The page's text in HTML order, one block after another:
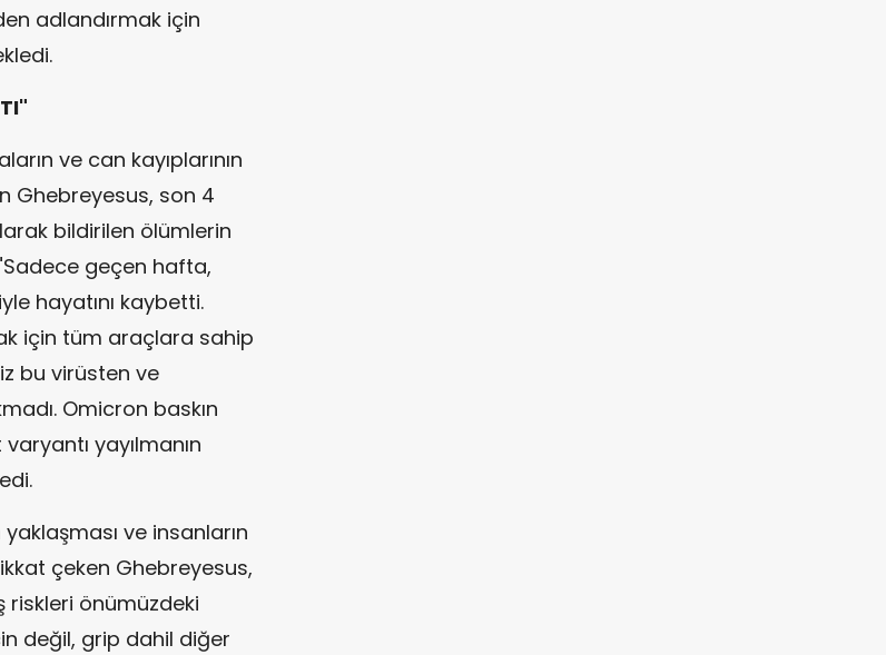
adlandırmak için
ve can kayıplarının
Ghebreyesus, son 4
bildirilen ölümlerin
"Sadece geçen hafta,
hayatını kaybetti.
için tüm araçlara sahip
bu virüsten ve
Omicron baskın
yayılmanın
ve insanların
çeken Ghebreyesus,
riskleri önümüzdeki
değil, grip dahil diğer